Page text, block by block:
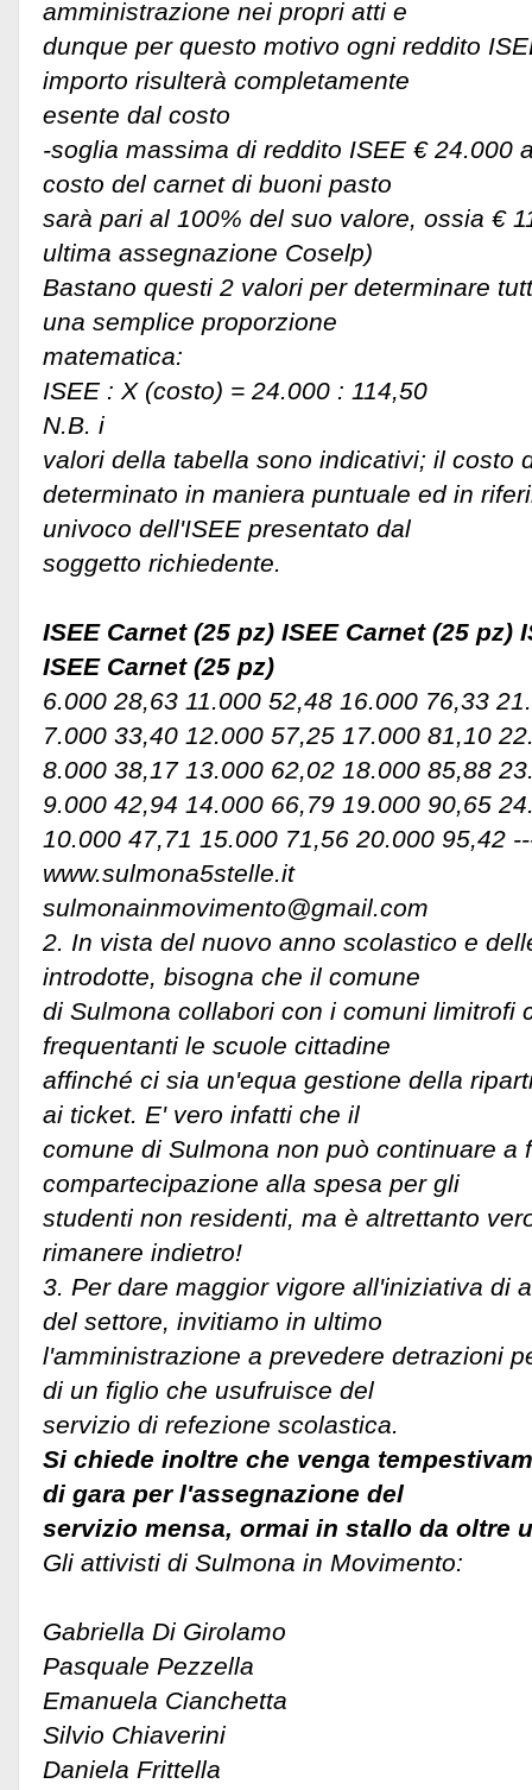
amministrazione nei propri atti e
dunque per questo motivo ogni reddito
importo risulterà completamente
esente dal costo
-soglia massima di reddito ISEE € 24.000
costo del carnet di buoni pasto
sarà pari al 100% del suo valore, ossia €
ultima assegnazione Coselp)
Bastano questi 2 valori per determinare
una semplice proporzione
matematica:
ISEE : X (costo) = 24.000 : 114,50
N.B. i
valori della tabella sono indicativi; il costo
determinato in maniera puntuale ed in
univoco dell'ISEE presentato dal
soggetto richiedente.
ISEE Carnet (25 pz) ISEE Carnet (25 pz)
ISEE Carnet (25 pz)
6.000 28,63 11.000 52,48 16.000 76,33
7.000 33,40 12.000 57,25 17.000 81,10
8.000 38,17 13.000 62,02 18.000 85,88
9.000 42,94 14.000 66,79 19.000 90,65
10.000 47,71 15.000 71,56 20.000 95,42
www.sulmona5stelle.it
sulmonainmovimento@gmail.com
2. In vista del nuovo anno scolastico e
introdotte, bisogna che il comune
di Sulmona collabori con i comuni limitrofi
frequentanti le scuole cittadine
affinché ci sia un'equa gestione della
ai ticket. E' vero infatti che il
comune di Sulmona non può continuare a
compartecipazione alla spesa per gli
studenti non residenti, ma è altrettanto
rimanere indietro!
3. Per dare maggior vigore all'iniziativa di
del settore, invitiamo in ultimo
l'amministrazione a prevedere detrazioni
di un figlio che usufruisce del
servizio di refezione scolastica.
Si chiede inoltre che venga
di gara per l'assegnazione del
servizio mensa, ormai in stallo da oltre
Gli attivisti di Sulmona in Movimento:
Gabriella Di Girolamo
Pasquale Pezzella
Emanuela Cianchetta
Silvio Chiaverini
Daniela Frittella